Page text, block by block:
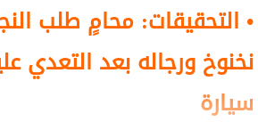
• التحقيقات: محامٍ طلب
نخنوخ ورجاله بعد التعدي
سيارة